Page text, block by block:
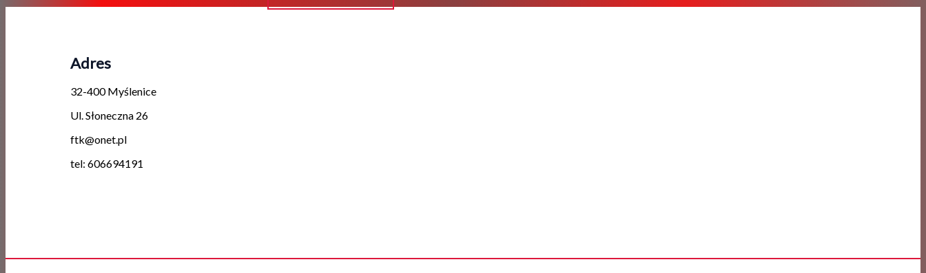
Adres
32-400 Myślenice
Ul. Słoneczna 26
ftk@onet.pl
tel: 606694191